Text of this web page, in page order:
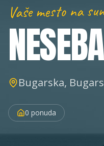
Vaše mesto na
Bugarska,
0 ponuda